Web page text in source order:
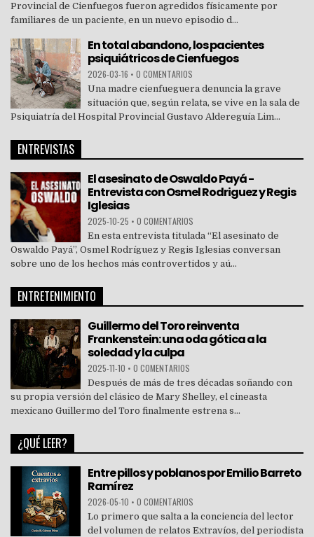
Provincial de Cienfuegos fueron agredidos físicamente por
familiares de un paciente, en un nuevo episodio d...
En total abandono, los pacientes
psiquiátricos de Cienfuegos
2026-03-16 • 0 COMENTARIOS
Una madre cienfueguera denuncia la grave
situación que, según relata, se vive en la sala de
Psiquiatría del Hospital Provincial Gustavo Aldereguía Lim...
ENTREVISTAS
El asesinato de Oswaldo Payá -
Entrevista con Osmel Rodriguez y Regis
Iglesias
2025-10-25 • 0 COMENTARIOS
En esta entrevista titulada “El asesinato de
Oswaldo Payá”, Osmel Rodríguez y Regis Iglesias conversan
sobre uno de los hechos más controvertidos y aú...
ENTRETENIMIENTO
Guillermo del Toro reinventa
Frankenstein: una oda gótica a la
soledad y la culpa
2025-11-10 • 0 COMENTARIOS
Después de más de tres décadas soñando con
su propia versión del clásico de Mary Shelley, el cineasta
mexicano Guillermo del Toro finalmente estrena s...
¿QUÉ LEER?
Entre pillos y poblanos por Emilio Barreto
Ramírez
2026-05-10 • 0 COMENTARIOS
Lo primero que salta a la conciencia del lector
del volumen de relatos Extravíos, del periodista